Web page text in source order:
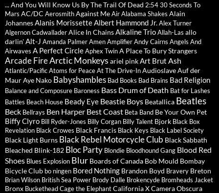
... And You Will Know Us By The Trail Of Dead 2:5430 Seconds To
Mars AC/DC AerosmithAgainst MeAirAlabama Shakes Alain
JohannesAlanis MorissetteAlbert Hammond Jr.Alex Turner
Algernon CadwalladerAlice In ChainsAlkaline TrioAllah-Las allo
darlin'Alt-J Amanda PalmerAmenAmplifierAndy Cairns Angels And
Airwaves A Perfect CircleAphex TwinA Place To Bury Strangers
Arcade FireArctic Monkeys ariel pinkArt Brut Ash
Atlantic/PacificAtoms for PeaceAt The Drive-InAudioslaveAuf der
MaurAye Nako Babyshambles Bad Books Bad Brains Bad Religion
Balance and Composure Baroness Bass Drum of Death Bat for Lashes
Battles Beach House Beady Eye Beastie Boys Beatallica Beatles
Beck Bellrays Ben Harper Best Coast Beta Band Be Your Own Pet
Biffy Clyro Bill Ryder-Jones Billy Corgan Billy Talent Bjork Black Box
Revelation Black Crowes Black Francis Black Keys Black Label Society
Black Light Burns Black Rebel Motorcycle Club Black Sabbath
Bleached Blink-182 Bloc Party Blondie Bloodhound Gang Blood Red
Shoes Blues Explosion Blur Boards of Canada Bob Mould Bombay
Bicycle Club bo ningen Bored Nothing Brandon Boyd Bravery Breton
Brian Wilson British Sea Power Brody Dalle Brokencyde Bromheads Jacket
Bronx BucketheadCage the ElephantCalifornia XCamera Obscura